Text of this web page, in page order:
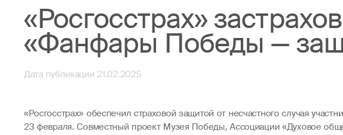
«Росгосстрах»
«Фанфары Победы —
Дата публикации 21.02.2025
«Росгосстрах» обеспечил страховой защитой от несчастного случая
23 февраля. Совместный проект Музея Победы, Ассоциации «Духовое